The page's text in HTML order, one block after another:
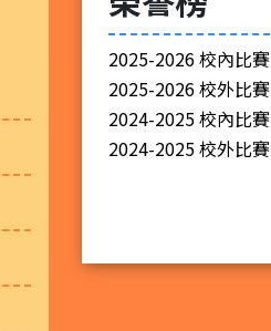
2025-2026 校內比賽
2025-2026 校外比賽
2024-2025 校內比賽
2024-2025 校外比賽